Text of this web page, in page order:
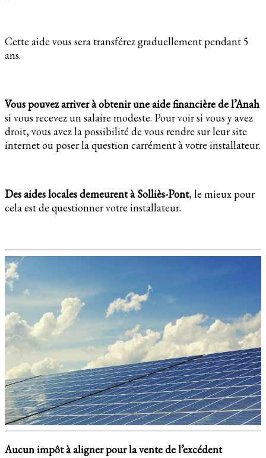
Cette aide vous sera transférez graduellement pendant 5
ans.
Vous pouvez arriver à obtenir une aide financière de l’Anah
si vous recevez un salaire modeste. Pour voir si vous y avez
droit, vous avez la possibilité de vous rendre sur leur site
internet ou poser la question carrément à votre installateur.
Des aides locales demeurent à Solliès-Pont, le mieux pour
cela est de questionner votre installateur.
Aucun impôt à aligner pour la vente de l’excédent